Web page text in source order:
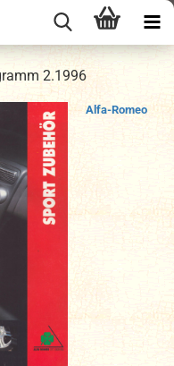
2.1996
Alfa-Romeo